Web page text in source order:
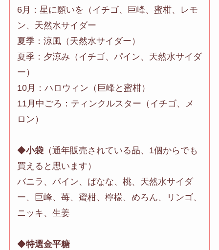
6月：星に願いを（イチゴ、巨峰、蜜柑、レモ
ン、天然水サイダー
夏季：涼風（天然水サイダー）
夏季：夕涼み（イチゴ、パイン、天然水サイダ
ー）
10月：ハロウィン（巨峰と蜜柑）
11月中ごろ：ティンクルスター（イチゴ、メ
ロン）
◆小袋（通年販売されている品、1個からでも
買えると思います）
バニラ、パイン、ばなな、桃、天然水サイダ
ー、巨峰、苺、蜜柑、檸檬、めろん、リンゴ、
ニッキ、生姜
◆特選金平糖